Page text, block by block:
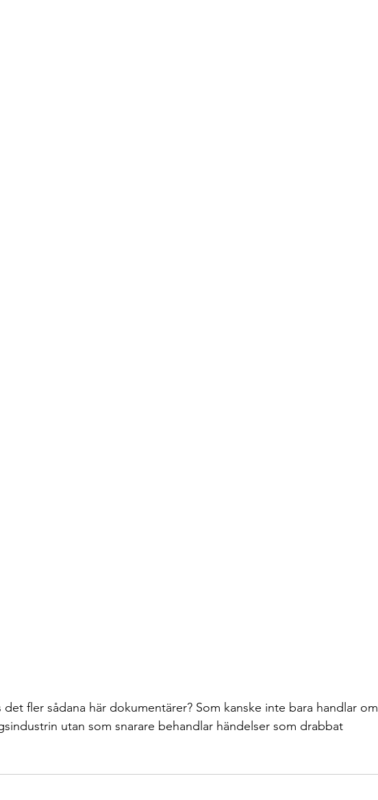
det fler sådana här dokumentärer? Som kanske inte bara handlar om
utan som snarare behandlar händelser som drabbat